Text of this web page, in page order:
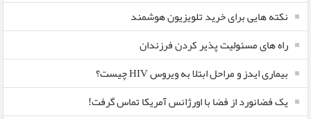
نکته هایی برای خرید تلویزیون هوشمند
راه های مسئولیت پذیر کردن فرزندان
بیماری ایدز و مراحل ابتلا به ویروس HIV چیست؟
یک فضانورد از فضا با اورژانس آمریکا تماس گرفت!